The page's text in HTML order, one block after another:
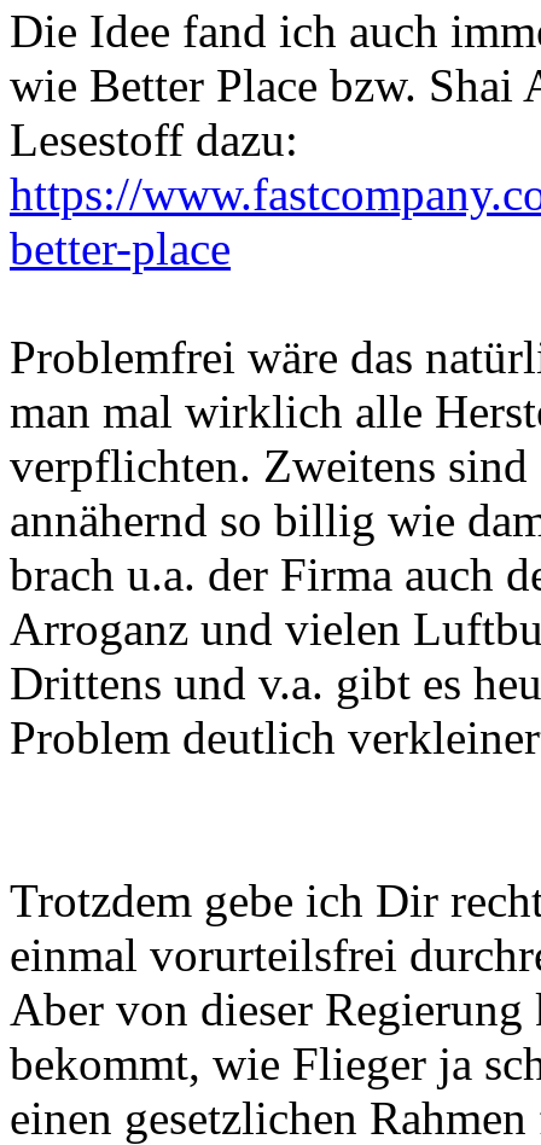
Die Idee fand ich auch
wie Better Place bzw. Shai
Lesestoff dazu:
https://
better-place
Problemfrei wäre das
man mal wirklich alle
verpflichten. Zweitens
annähernd so billig wie
brach u.a. der Firma auch
Arroganz und vielen
Drittens und v.a. gibt es
Problem deutlich
Trotzdem gebe ich Dir
einmal vorurteilsfrei
Aber von dieser
bekommt, wie Flieger ja
einen gesetzlichen